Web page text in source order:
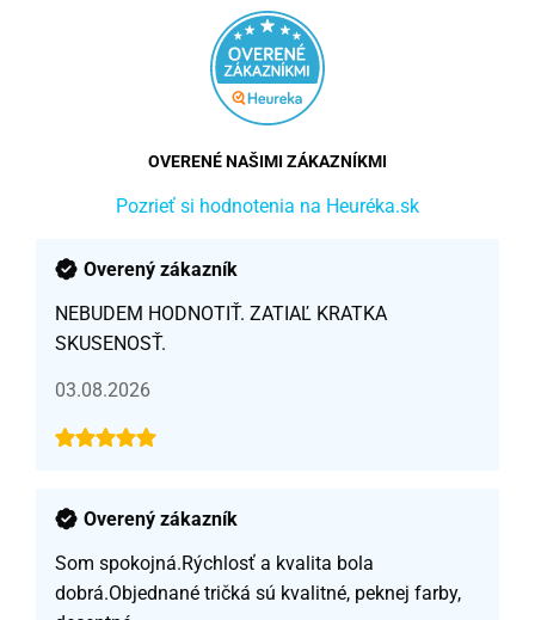
OVERENÉ NAŠIMI ZÁKAZNÍKMI
Pozrieť si hodnotenia na Heuréka.sk
Overený zákazník
NEBUDEM HODNOTIŤ. ZATIAĽ KRATKA
SKUSENOSŤ.
03.08.2026
Overený zákazník
Som spokojná.Rýchlosť a kvalita bola
dobrá.Objednané tričká sú kvalitné, peknej farby,